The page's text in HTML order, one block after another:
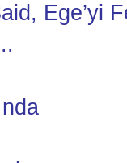
Ege’yi